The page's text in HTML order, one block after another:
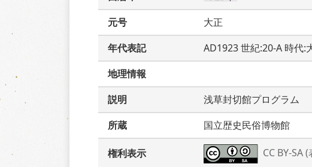
元号
大正
年代表記
AD1923 世紀:20-A 時代:
地理情報
説明
浅草封切館プログラム
所蔵
国立歴史民俗博物館
権利表示 CC BY-SA